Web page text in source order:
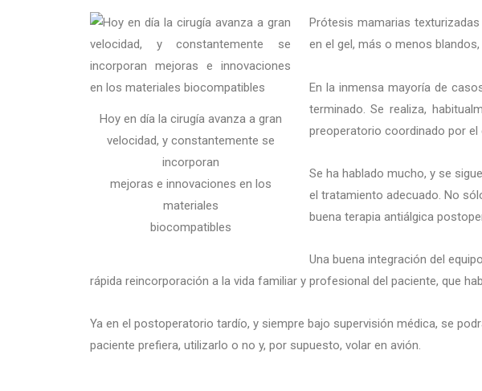
Hoy en día la cirugía avanza a gran
velocidad, y constantemente se
incorporan
mejoras e innovaciones en los
materiales
biocompatibles
Prótesis mamarias
en el gel, más o menos
En la inmensa mayoría de
terminado. Se realiza,
preoperatorio coordinado por el
Se ha hablado mucho, y se
el tratamiento adecuado. No
buena terapia antiálgica
Una buena integración del
rápida reincorporación a la vida familiar y profesional del paciente, que
Ya en el postoperatorio tardío, y siempre bajo supervisión médica, se
paciente prefiera, utilizarlo o no y, por supuesto, volar en avión.